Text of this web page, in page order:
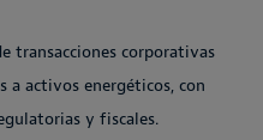
transacciones corporativas
a activos energéticos, con
y fiscales.